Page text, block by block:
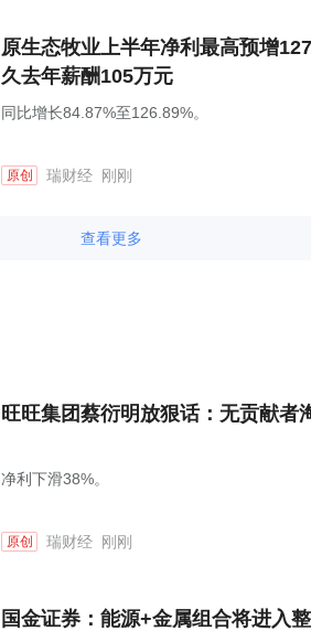
原生态牧业上半年净利最高预增
久去年薪酬105万元
同比增长84.87%至126.89%。
原创 瑞财经 刚刚
查看更多
旺旺集团蔡衍明放狠话：无贡献者
净利下滑38%。
原创 瑞财经 刚刚
国金证券：能源+金属组合将进入